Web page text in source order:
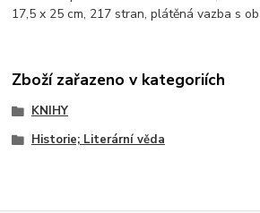
17,5 x 25 cm, 217 stran, plátěná vazba s
Zboží zařazeno v kategoriích
KNIHY
Historie; Literární věda